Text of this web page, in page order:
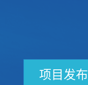
项目发布